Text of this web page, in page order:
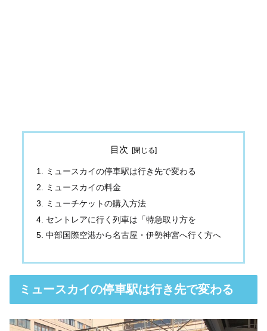
目次
ミュースカイの停車駅は行き先で変わる
ミュースカイの料金
ミューチケットの購入方法
セントレアに行く列車は「特急取り方を
中部国際空港から名古屋・伊勢神宮へ行く方へ
ミュースカイの停車駅は行き先で変わる